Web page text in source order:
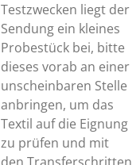
Testzwecken liegt der
Sendung ein kleines
Probestück bei, bitte
dieses vorab an einer
unscheinbaren Stelle
anbringen, um das
Textil auf die Eignung
zu prüfen und mit